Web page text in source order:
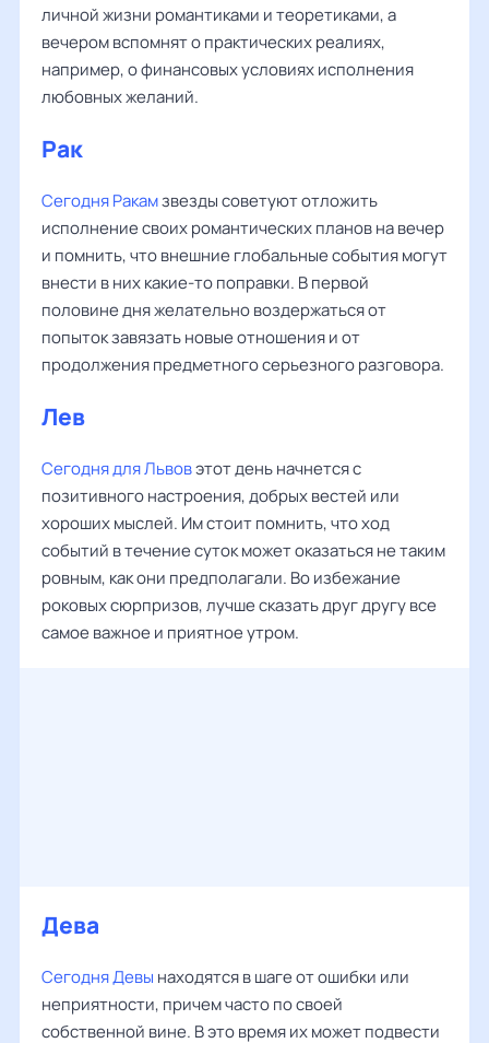
личной жизни романтиками и теоретиками, а
вечером вспомнят о практических реалиях,
например, о финансовых условиях исполнения
любовных желаний.
Рак
Сегодня Ракамзвезды советуют отложить
исполнение своих романтических планов на вечер
и помнить, что внешние глобальные события могут
внести в них какие-то поправки. В первой
половине дня желательно воздержаться от
попыток завязать новые отношения и от
продолжения предметного серьезного разговора.
Лев
Сегодня для Львовэтот день начнется с
позитивного настроения, добрых вестей или
хороших мыслей. Им стоит помнить, что ход
событий в течение суток может оказаться не таким
ровным, как они предполагали. Во избежание
роковых сюрпризов, лучше сказать друг другу все
самое важное и приятное утром.
Дева
Сегодня Девы находятся в шаге от ошибки или
неприятности, причем часто по своей
собственной вине. В это время их может подвести